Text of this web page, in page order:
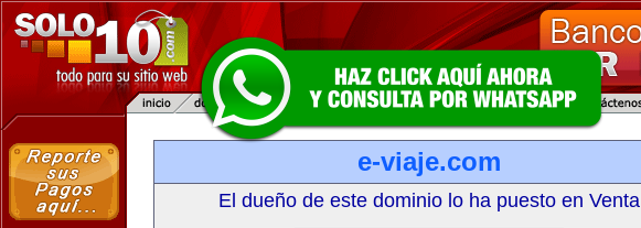
e-viaje.com
El dueño de este dominio lo ha puesto en Venta